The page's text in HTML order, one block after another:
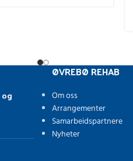
ØVREBØ REHAB
Om oss
Arrangementer
Samarbeidspartnere
Nyheter